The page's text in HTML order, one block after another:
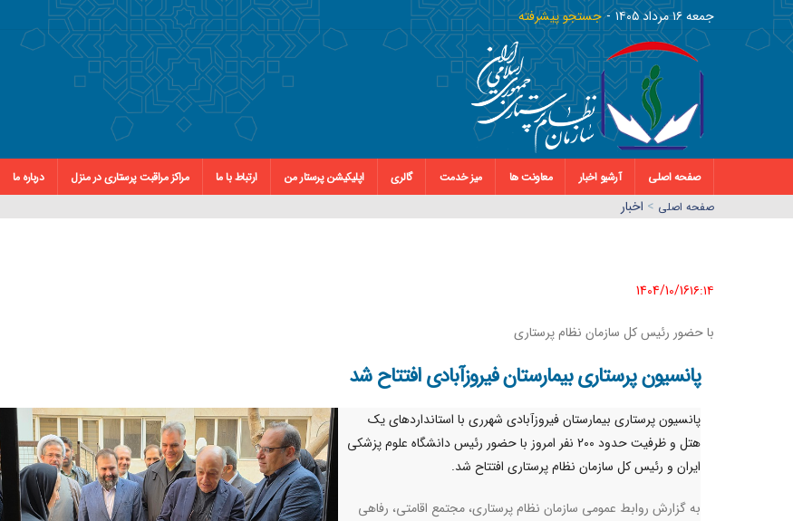
جمعه ١٦ مرداد ١٤٠٥ جستجو پیشرفته
صفحه اصلی آرشیو اخبار معاونت ها میز خدمت گالری اپلیکیشن پرستار من ارتباط با ما مراکز مراقبت پرستاری در منزل درباره ما
صفحه اصلي > اخبار
1404/10/16١٦:١٤
با حضور رئیس کل سازمان نظام پرستاری
پانسیون پرستاری بیمارستان فیروزآبادی افتتاح شد
پانسیون پرستاری بیمارستان فیروزآبادی شهرری با استانداردهای یک
هتل و ظرفیت حدود 200 نفر امروز با حضور رئیس دانشگاه علوم پزشکی
ایران و رئیس کل سازمان نظام پرستاری افتتاح شد.
به گزارش روابط عمومی سازمان نظام پرستاری، مجتمع اقامتی، رفاهی